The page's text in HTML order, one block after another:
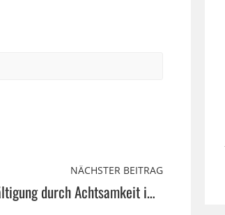
NÄCHSTER BEITRAG
Stressbewältigung durch Achtsamkeit im StEP